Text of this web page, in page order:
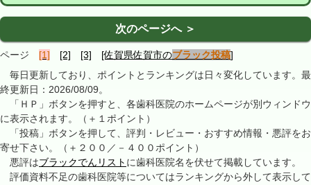
次のページへ ＞
ページ [1] [2] [3] [佐賀県佐賀市のブラック投稿]
毎日更新しており、ポイントとランキングは日々変化しています。最
終更新日：2026/08/09。
「ＨＰ」ボタンを押すと、各歯科医院のホームページが別ウィンドウ
に表示されます。（＋１ポイント）
「投稿」ボタンを押して、評判・レビュー・おすすめ情報・悪評をお
寄せ下さい。（＋２００／－４００ポイント）
悪評はブラックでんリスト に歯科医院名を伏せて掲載しています。
評価資料不足の歯科医院等についてはランキングから外して表示して